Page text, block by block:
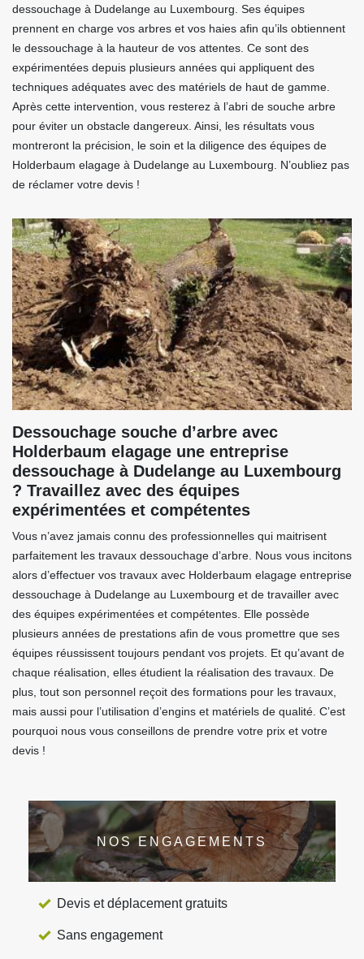
dessouchage à Dudelange au Luxembourg. Ses équipes
prennent en charge vos arbres et vos haies afin qu’ils obtiennent
le dessouchage à la hauteur de vos attentes. Ce sont des
expérimentées depuis plusieurs années qui appliquent des
techniques adéquates avec des matériels de haut de gamme.
Après cette intervention, vous resterez à l’abri de souche arbre
pour éviter un obstacle dangereux. Ainsi, les résultats vous
montreront la précision, le soin et la diligence des équipes de
Holderbaum elagage à Dudelange au Luxembourg. N’oubliez pas
de réclamer votre devis !
Dessouchage souche d’arbre avec
Holderbaum elagage une entreprise
dessouchage à Dudelange au Luxembourg
? Travaillez avec des équipes
expérimentées et compétentes
Vous n’avez jamais connu des professionnelles qui maitrisent
parfaitement les travaux dessouchage d’arbre. Nous vous incitons
alors d’effectuer vos travaux avec Holderbaum elagage entreprise
dessouchage à Dudelange au Luxembourg et de travailler avec
des équipes expérimentées et compétentes. Elle possède
plusieurs années de prestations afin de vous promettre que ses
équipes réussissent toujours pendant vos projets. Et qu’avant de
chaque réalisation, elles étudient la réalisation des travaux. De
plus, tout son personnel reçoit des formations pour les travaux,
mais aussi pour l’utilisation d’engins et matériels de qualité. C’est
pourquoi nous vous conseillons de prendre votre prix et votre
devis !
NOS ENGAGEMENTS
Devis et déplacement gratuits
Sans engagement